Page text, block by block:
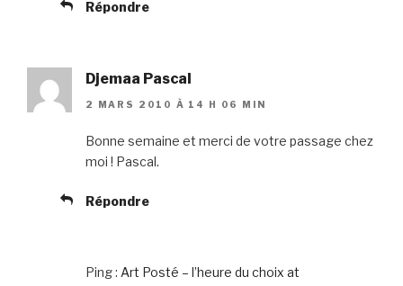
Répondre
Djemaa Pascal
2 MARS 2010 À 14 H 06 MIN
Bonne semaine et merci de votre passage chez
moi ! Pascal.
Répondre
Ping : Art Posté – l’heure du choix at